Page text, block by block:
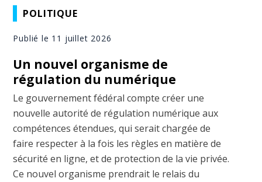
POLITIQUE
Publié le 11 juillet 2026
Un nouvel organisme de
régulation du numérique
Le gouvernement fédéral compte créer une
nouvelle autorité de régulation numérique aux
compétences étendues, qui serait chargée de
faire respecter à la fois les règles en matière de
sécurité en ligne, et de protection de la vie privée.
Ce nouvel organisme prendrait le relais du